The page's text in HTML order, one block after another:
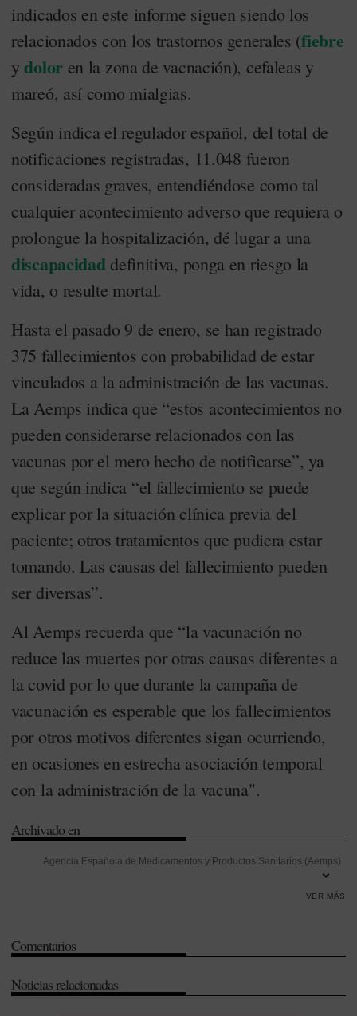
indicados en este informe siguen siendo los
relacionados con los trastornos generales (fiebre
ydoloren la zona de vacnación), cefaleas y
mareó, así como mialgias.
Según indica el regulador español, del total de
notificaciones registradas, 11.048 fueron
consideradas graves, entendiéndose como tal
cualquier acontecimiento adverso que requiera o
prolongue la hospitalización, dé lugar a una
discapacidaddefinitiva, ponga en riesgo la
vida, o resulte mortal.
Hasta el pasado 9 de enero, se han registrado
375 fallecimientos con probabilidad de estar
vinculados a la administración de las vacunas.
La Aemps indica que “estos acontecimientos no
pueden considerarse relacionados con las
vacunas por el mero hecho de notificarse”, ya
que según indica “el fallecimiento se puede
explicar por la situación clínica previa del
paciente; otros tratamientos que pudiera estar
tomando. Las causas del fallecimiento pueden
ser diversas”.
Al Aemps recuerda que “la vacunación no
reduce las muertes por otras causas diferentes a
la covid por lo que durante la campaña de
vacunación es esperable que los fallecimientos
por otros motivos diferentes sigan ocurriendo,
en ocasiones en estrecha asociación temporal
con la administración de la vacuna".
Archivado en
Agencia Española de Medicamentos y Productos Sanitarios (Aemps)
VER MÁS
Comentarios
Noticias relacionadas